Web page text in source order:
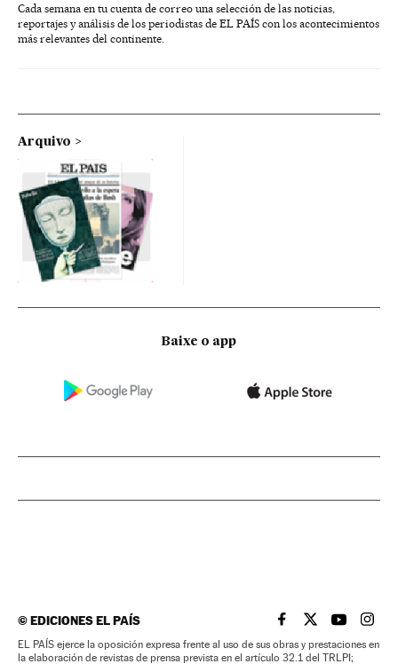
Cada semana en tu cuenta de correo una selección de las noticias,
reportajes y análisis de los periodistas de EL PAÍS con los acontecimientos
más relevantes del continente.
Arquivo
Baixe o app
©EDICIONES EL PAÍS EL PAÍS BRASIL EN
EL PAÍSEL PAÍS
EL
EL PAÍS ejerce la oposición expresa frente al uso de sus obras y prestaciones en
la elaboración de revistas de prensa prevista en el artículo 32.1 del TRLPI;